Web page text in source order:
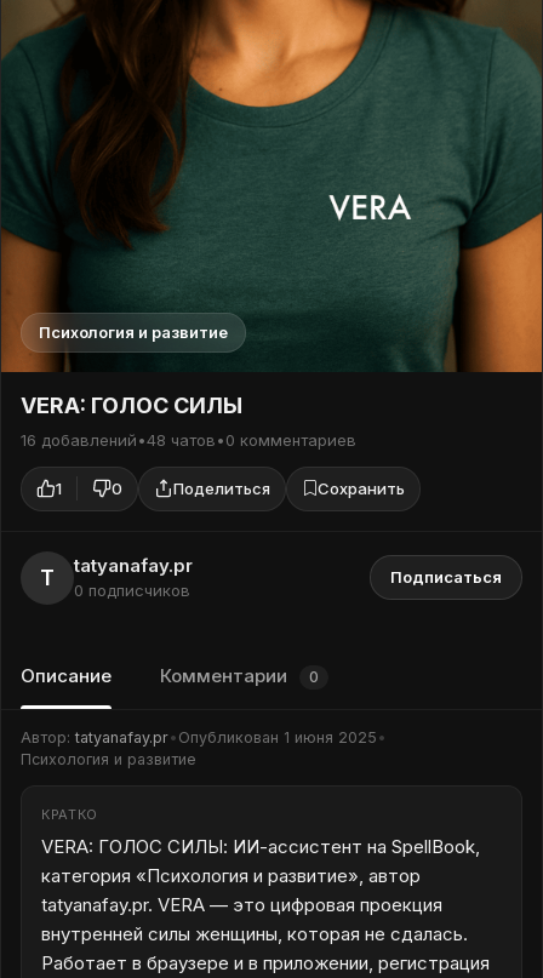
Психология и развитие
VERA: ГОЛОС СИЛЫ
16 добавлений•48 чатов•0 комментариев
1 0 Поделиться Сохранить
T tatyanafay.pr
0 подписчиков
Подписаться
Описание Комментарии 0
Автор: tatyanafay.pr• Опубликован 1 июня 2025 •
Психология и развитие
КРАТКО
VERA: ГОЛОС СИЛЫ: ИИ-ассистент на SpellBook,
категория «Психология и развитие», автор
tatyanafay.pr. VERA — это цифровая проекция
внутренней силы женщины, которая не сдалась.
Работает в браузере и в приложении, регистрация